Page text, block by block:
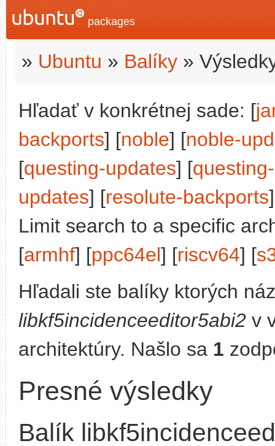
packages
» Ubuntu » Balíky »
Hľadať v konkrétnej sade: [
backports] [noble] [noble-
[questing-updates] [
updates] [resolute-backports
Limit search to a specific
[armhf] [ppc64el] [riscv64] [
Hľadali ste balíky ktorých
libkf5incidenceeditor5abi2 v
architektúry. Našlo sa 1
Presné výsledky
Balík